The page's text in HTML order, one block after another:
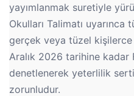
yayımlanmak suretiyle
Okulları Talimatı uyarınca
gerçek veya tüzel kişilerce
Aralık 2026 tarihine kadar
denetlenerek yeterlilik
zorunludur.
Kredi/Yurt E-
Ödeme